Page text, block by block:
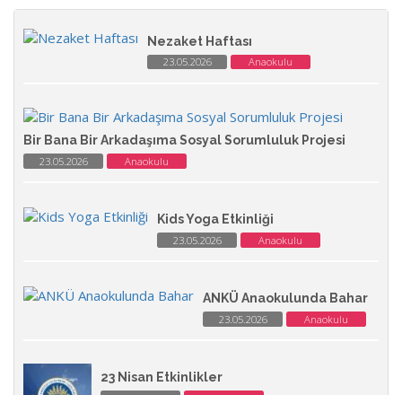
Nezaket Haftası
23.05.2026 Anaokulu
Bir Bana Bir Arkadaşıma Sosyal Sorumluluk Projesi
23.05.2026 Anaokulu
Kids Yoga Etkinliği
23.05.2026 Anaokulu
ANKÜ Anaokulunda Bahar
23.05.2026 Anaokulu
23 Nisan Etkinlikler